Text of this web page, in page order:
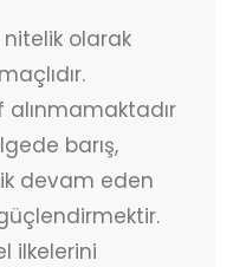
nitelik olarak
barış,
devam eden
ilkelerini